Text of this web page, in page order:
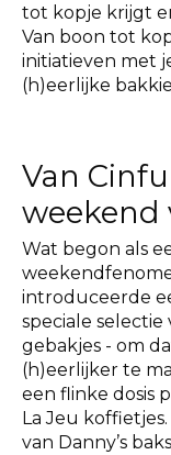
tot kopje krijgt
Van boon tot
initiatieven met
(h)eerlijke
Van
weekend
Wat begon als
introduceerde
speciale
gebakjes - om
(h)eerlijker te
een flinke dosis
La Jeu
van Danny’s